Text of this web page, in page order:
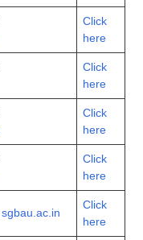
Click
here
Click
here
Click
here
Click
here
sgbau.ac.in
Click
here